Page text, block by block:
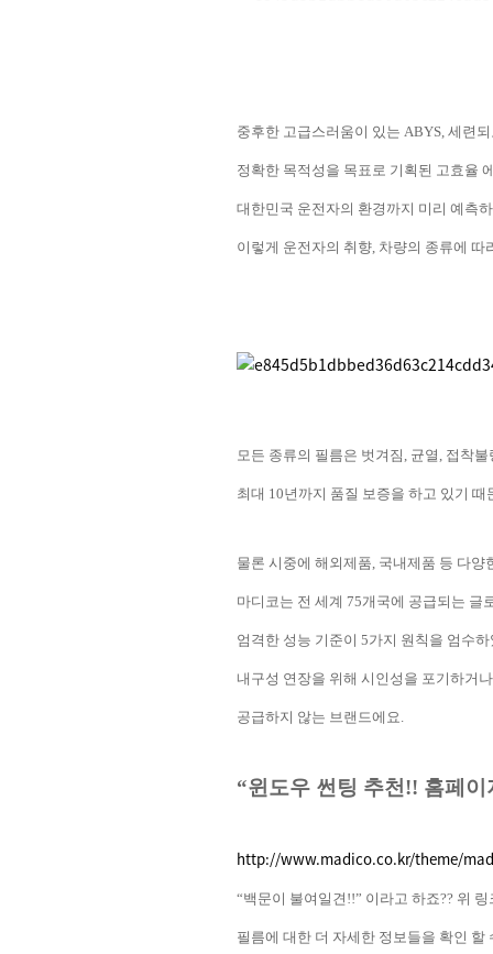
중후한 고급스러움이 있는 ABYS, 세련
정확한 목적성을 목표로 기획된 고효율
대한민국 운전자의 환경까지 미리 예측
이렇게 운전자의 취향, 차량의 종류에 따
모든 종류의 필름은 벗겨짐 , 균열 , 접착불
최대 10년까지 품질 보증을 하고 있기 때
물론 시중에 해외제품, 국내제품 등 다양
마디코는 전 세계 75개국에 공급되는 글
엄격한 성능 기준이 5가지 원칙을 엄수
내구성 연장을 위해 시인성을 포기하거나
공급하지 않는 브랜드에요.
“윈도우 썬팅 추천 !! 홈페이
http://www.madico.co.kr/theme/
“백문이 불여일견 !!” 이라고 하죠?? 위 링
필름에 대한 더 자세한 정보들을 확인 할